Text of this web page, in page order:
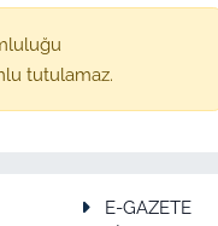
tutulamaz.
E-GAZETE